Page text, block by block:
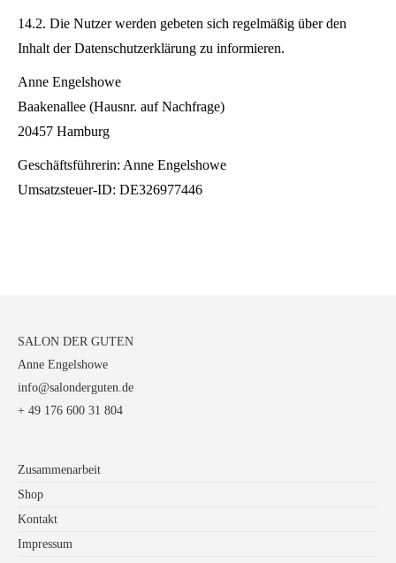
14.2. Die Nutzer werden gebeten sich regelmäßig über den
Inhalt der Datenschutzerklärung zu informieren.
Anne Engelshowe
Baakenallee (Hausnr. auf Nachfrage)
20457 Hamburg
Geschäftsführerin: Anne Engelshowe
Umsatzsteuer-ID: DE326977446
SALON DER GUTEN
Anne Engelshowe
info@salonderguten.de
+ 49 176 600 31 804
Zusammenarbeit
Shop
Kontakt
Impressum